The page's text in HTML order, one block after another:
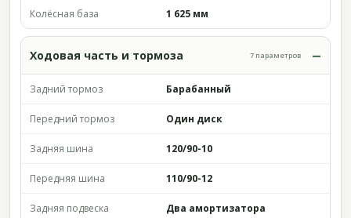
Колёсная база 1 625 мм
Ходовая часть и тормоза 7 параметров
Задний тормоз Барабанный
Передний тормоз Один диск
Задняя шина 120/90-10
Передняя шина 110/90-12
Задняя подвеска Два амортизатора